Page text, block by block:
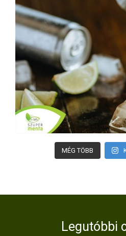
MÉG TÖBB
Legutóbbi